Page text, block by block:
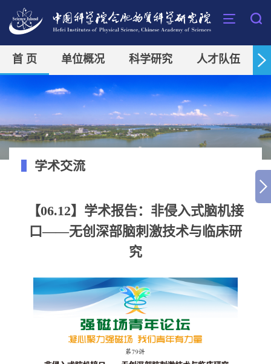
首 页 单位概况 科学研究 人才队伍
学术交流
【06.12】学术报告：非侵入式脑机接
口——无创深部脑刺激技术与临床研
究